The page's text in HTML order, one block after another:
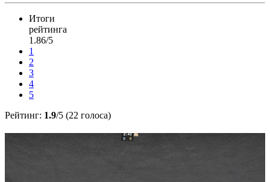
Итоги
рейтинга
1.86/5
1
2
3
4
5
Рейтинг: 1.9/5 (22 голоса)